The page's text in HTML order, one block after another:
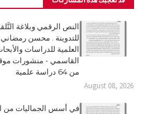
النص الرقمي وبلاغة
العلمية للدراسات
القاسمي - منشورات
من 64 دراسة علمية
August 08, 2026
في أسس الجماليات من